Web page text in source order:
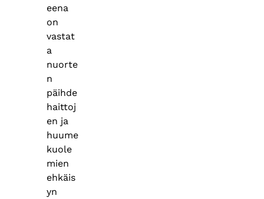
eena
on
vastat
a
nuorte
n
päihde
haittoj
en ja
huume
kuole
mien
ehkäis
yn